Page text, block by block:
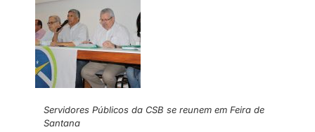
Servidores Públicos da CSB se reunem em Feira de
Santana